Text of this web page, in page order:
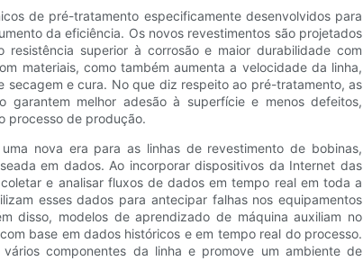
de pré-tratamento especificamente desenvolvidos para
da eficiência. Os novos revestimentos são projetados
superior à corrosão e maior durabilidade com
materiais, como também aumenta a velocidade da linha,
secagem e cura. No que diz respeito ao pré-tratamento, as
garantem melhor adesão à superfície e menos defeitos,
processo de produção.
nova era para as linhas de revestimento de bobinas,
em dados. Ao incorporar dispositivos da Internet das
e analisar fluxos de dados em tempo real em toda a
esses dados para antecipar falhas nos equipamentos
disso, modelos de aprendizado de máquina auxiliam no
base em dados históricos e em tempo real do processo.
componentes da linha e promove um ambiente de